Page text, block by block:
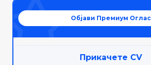
Објави Премиум Оглас
Прикачете CV